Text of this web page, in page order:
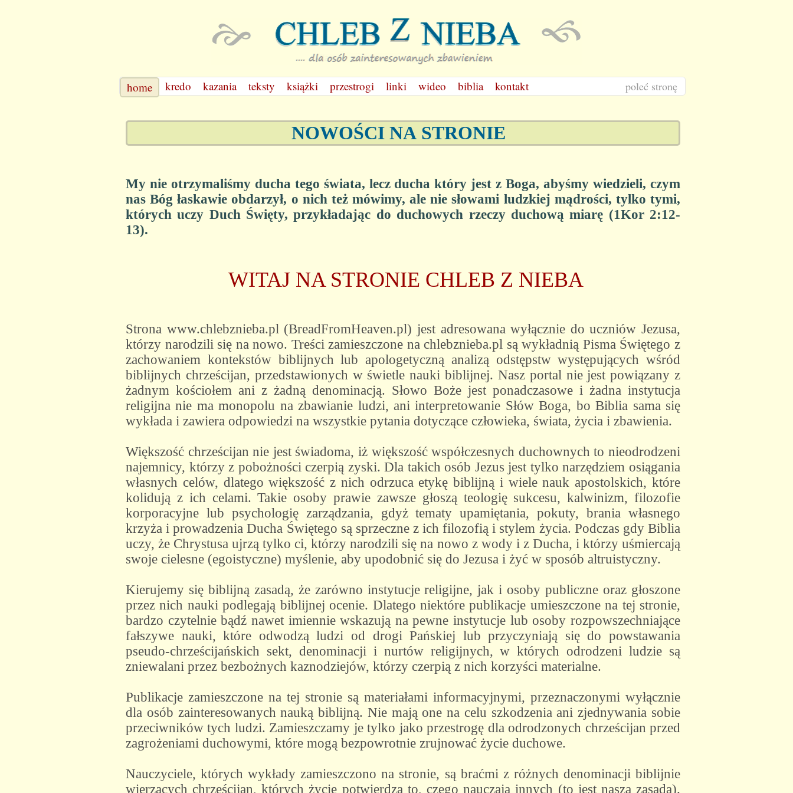
home kredo kazania teksty książki przestrogi linki wideo biblia kontakt poleć stronę
NOWOŚCI NA STRONIE
My nie otrzymaliśmy ducha tego świata, lecz ducha który jest z Boga,abyśmy wiedzieli, czym
nas Bóg łaskawie obdarzył, o nich też mówimy, ale nie słowami ludzkiej mądrości, tylko tymi,
których uczy Duch Święty, przykładając do duchowych rzeczy duchową miarę (1Kor 2:12-
13).
WITAJ NA STRONIE CHLEB Z NIEBA
Strona www.chlebznieba.pl (BreadFromHeaven.pl) jest adresowana wyłącznie do uczniów Jezusa,
którzy narodzili się na nowo. Treści zamieszczone na chlebznieba.pl są wykładnią Pisma Świętego z
zachowaniem kontekstów biblijnych lub apologetyczną analizą odstępstw występujących wśród
biblijnych chrześcijan, przedstawionych w świetle nauki biblijnej. Nasz portal nie jest powiązany z
żadnym kościołem ani z żadną denominacją. Słowo Boże jest ponadczasowe i żadna instytucja
religijna nie ma monopolu na zbawianie ludzi, ani interpretowanie Słów Boga, bo Biblia sama się
wykłada i zawiera odpowiedzi na wszystkie pytania dotyczące człowieka, świata, życia i zbawienia.
Większość chrześcijan nie jest świadoma, iż większość współczesnych duchownych to nieodrodzeni
najemnicy, którzy z pobożności czerpią zyski. Dla takich osób Jezus jest tylko narzędziem osiągania
własnych celów, dlatego większość z nich odrzuca etykę biblijną i wiele nauk apostolskich, które
kolidują z ich celami. Takie osoby prawie zawsze głoszą teologię sukcesu, kalwinizm, filozofie
korporacyjne lub psychologię zarządzania, gdyż tematy upamiętania, pokuty, brania własnego
krzyża i prowadzenia Ducha Świętego są sprzeczne z ich filozofią i stylem życia. Podczas gdy Biblia
uczy, że Chrystusa ujrzą tylko ci, którzy narodzili się na nowo z wody i z Ducha, i którzy uśmiercają
swoje cielesne (egoistyczne) myślenie, aby upodobnić się do Jezusa i żyć w sposób altruistyczny.
Kierujemy się biblijną zasadą, że zarówno instytucje religijne, jak i osoby publiczne oraz głoszone
przez nich nauki podlegają biblijnej ocenie. Dlatego niektóre publikacje umieszczone na tej stronie,
bardzo czytelnie bądź nawet imiennie wskazują na pewne instytucje lub osoby rozpowszechniające
fałszywe nauki, które odwodzą ludzi od drogi Pańskiej lub przyczyniają się do powstawania
pseudo-chrześcijańskich sekt, denominacji i nurtów religijnych, w których odrodzeni ludzie są
zniewalani przez bezbożnych kaznodziejów, którzy czerpią z nich korzyści materialne.
Publikacje zamieszczone na tej stronie są materiałami informacyjnymi, przeznaczonymi wyłącznie
dla osób zainteresowanych nauką biblijną. Nie mają one na celu szkodzenia ani zjednywania sobie
przeciwników tych ludzi. Zamieszczamy je tylko jako przestrogę dla odrodzonych chrześcijan przed
zagrożeniami duchowymi, które mogą bezpowrotnie zrujnować życie duchowe.
Nauczyciele, których wykłady zamieszczono na stronie, są braćmi z różnych denominacji biblijnie
wierzących chrześcijan, których życie potwierdza to, czego nauczają innych (to jest naszą zasadą).